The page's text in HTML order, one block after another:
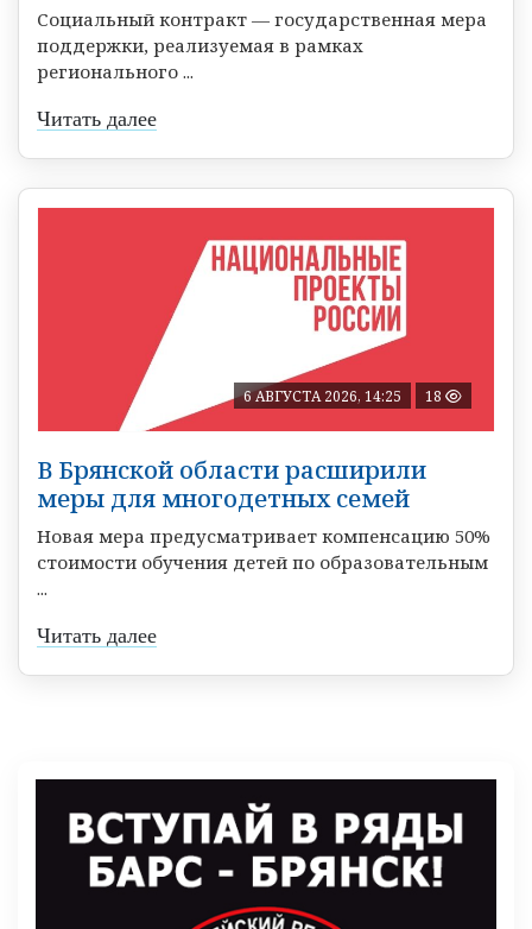
Социальный контракт — государственная мера
поддержки, реализуемая в рамках
регионального ...
Читать далее
6 АВГУСТА 2026, 14:25 18
В Брянской области расширили
меры для многодетных семей
Новая мера предусматривает компенсацию 50%
стоимости обучения детей по образовательным
...
Читать далее